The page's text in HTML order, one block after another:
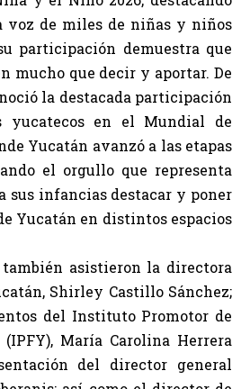
voz de miles de niñas y niños
participación demuestra que
mucho que decir y aportar. De
la destacada participación
en el Mundial de
Yucatán avanzó a las etapas
el orgullo que representa
sus infancias destacar y poner
Yucatán en distintos espacios
asistieron la directora
Shirley Castillo Sánchez;
del Instituto Promotor de
María Carolina Herrera
del director general